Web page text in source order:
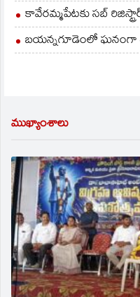
కావేరమ్మపేటకు సబ్
బయన్నగూడెంలో ఘనంగా
ముఖ్యాంశాలు